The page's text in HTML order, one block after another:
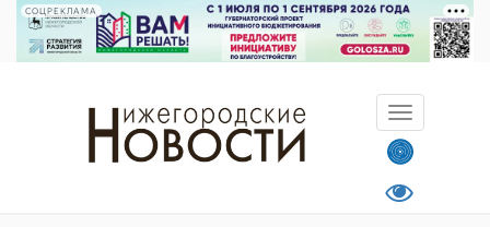
СОЦРЕКЛАМА